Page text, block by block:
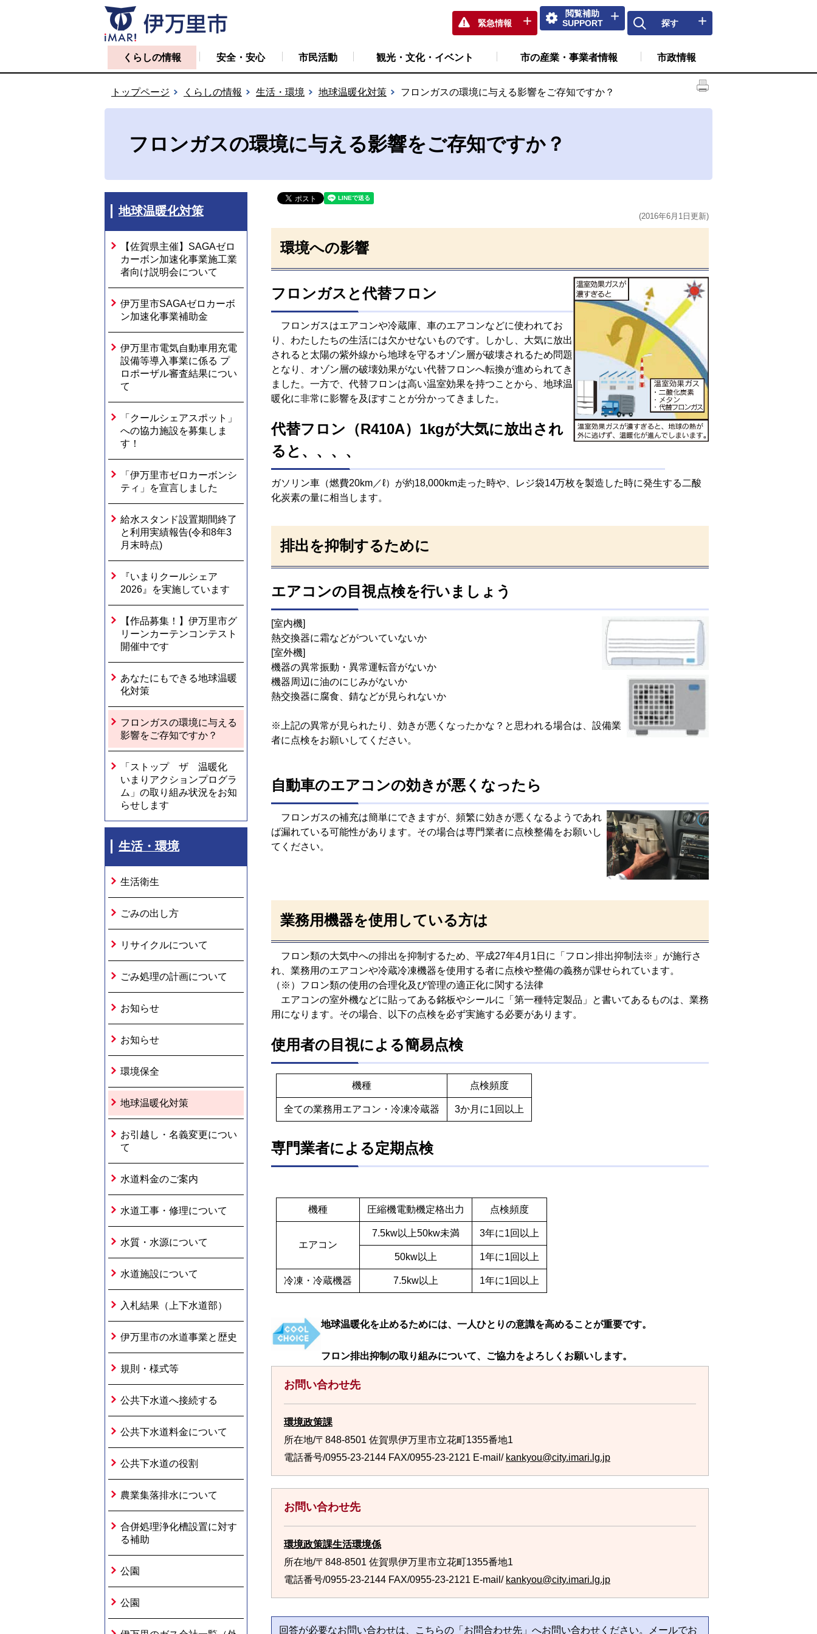
緊急情報
閲覧補助
SUPPORT
探す
くらしの情報 安全・安心 市民活動 観光・文化・イベント 市の産業・事業者情報 市政情報
トップページ くらしの情報 生活・環境 地球温暖化対策 フロンガスの環境に与える影響をご存知ですか？
フロンガスの環境に与える影響をご存知ですか？
地球温暖化対策
【佐賀県主催】SAGAゼロ
カーボン加速化事業施工業
者向け説明会について
伊万里市SAGAゼロカーボ
ン加速化事業補助金
伊万里市電気自動車用充電
設備等導入事業に係る プ
ロポーザル審査結果につい
て
「クールシェアスポット」
への協力施設を募集しま
す！
「伊万里市ゼロカーボンシ
ティ」を宣言しました
給水スタンド設置期間終了
と利用実績報告(令和8年3
月末時点)
『いまりクールシェア
2026』を実施しています
【作品募集！】伊万里市グ
リーンカーテンコンテスト
開催中です
あなたにもできる地球温暖
化対策
フロンガスの環境に与える
影響をご存知ですか？
「ストップ ザ 温暖化
いまりアクションプログラ
ム」の取り組み状況をお知
らせします
生活・環境
生活衛生
ごみの出し方
リサイクルについて
ごみ処理の計画について
お知らせ
お知らせ
環境保全
地球温暖化対策
お引越し・名義変更につい
て
水道料金のご案内
水道工事・修理について
水質・水源について
水道施設について
入札結果（上下水道部）
伊万里市の水道事業と歴史
規則・様式等
公共下水道へ接続する
公共下水道料金について
公共下水道の役割
農業集落排水について
合併処理浄化槽設置に対す
る補助
公園
公園
(2016年6月1日更新)
環境への影響
フロンガスと代替フロン
フロンガスはエアコンや冷蔵庫、車のエアコンなどに使われてお
り、わたしたちの生活には欠かせないものです。しかし、大気に放出
されると太陽の紫外線から地球を守るオゾン層が破壊されるため問題
となり、オゾン層の破壊効果がない代替フロンへ転換が進められてき
ました。一方で、代替フロンは高い温室効果を持つことから、地球温
暖化に非常に影響を及ぼすことが分かってきました。
代替フロン（R410A）1kgが大気に放出され
ると、、、、
ガソリン車（燃費20km／ℓ）が約18,000km走った時や、レジ袋14万枚を製造した時に発生する二酸
化炭素の量に相当します。
排出を抑制するために
エアコンの目視点検を行いましょう
[室内機]
熱交換器に霜などがついていないか
[室外機]
機器の異常振動・異常運転音がないか
機器周辺に油のにじみがないか
熱交換器に腐食、錆などが見られないか
※上記の異常が見られたり、効きが悪くなったかな？と思われる場合は、設備業
者に点検をお願いしてください。
自動車のエアコンの効きが悪くなったら
フロンガスの補充は簡単にできますが、頻繁に効きが悪くなるようであれ
ば漏れている可能性があります。その場合は専門業者に点検整備をお願いし
てください。
業務用機器を使用している方は
フロン類の大気中への排出を抑制するため、平成27年4月1日に「フロン排出抑制法※」が施行さ
れ、業務用のエアコンや冷蔵冷凍機器を使用する者に点検や整備の義務が課せられています。
（※）フロン類の使用の合理化及び管理の適正化に関する法律
エアコンの室外機などに貼ってある銘板やシールに「第一種特定製品」と書いてあるものは、業務
用になります。その場合、以下の点検を必ず実施する必要があります。
使用者の目視による簡易点検
機種 点検頻度
全ての業務用エアコン・冷凍冷蔵器 3か月に1回以上
専門業者による定期点検
機種 圧縮機電動機定格出力 点検頻度
エアコン
7.5kw以上50kw未満 3年に1回以上
50kw以上 1年に1回以上
冷凍・冷蔵機器 7.5kw以上 1年に1回以上
地球温暖化を止めるためには、一人ひとりの意識を高めることが重要です。
フロン排出抑制の取り組みについて、ご協力をよろしくお願いします。
お問い合わせ先
環境政策課
所在地/〒848-8501 佐賀県伊万里市立花町1355番地1
電話番号/0955-23-2144 FAX/0955-23-2121 E-mail/ kankyou@city.imari.lg.jp
お問い合わせ先
環境政策課生活環境係
所在地/〒848-8501 佐賀県伊万里市立花町1355番地1
電話番号/0955-23-2144 FAX/0955-23-2121 E-mail/ kankyou@city.imari.lg.jp
回答が必要なお問い合わせは、こちらの「お問合わせ先」へお問い合わせください。メールでお